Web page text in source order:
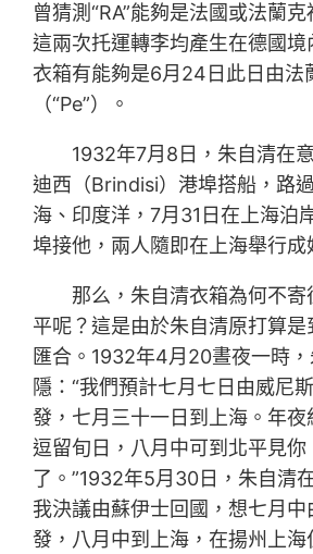
曾猜測“RA”能夠是法國或法蘭
這兩次托運轉李均產生在德國
衣箱有能夠是6月24日此日由法
（“Pe”）。
1932年7月8日，朱自清在
迪西（Brindisi）港埠搭船，路
海、印度洋，7月31日在上海泊
埠接他，兩人隨即在上海舉行成
那么，朱自清衣箱為何不
平呢？這是由於朱自清原打算
匯合。1932年4月20晝夜一時
隱：“我們預計七月七日由威尼
發，七月三十一日到上海。年夜
逗留旬日，八月中可到北平見
了。”1932年5月30日，朱自清
我決議由蘇伊士回國，想七月中
發，八月中到上海，在揚州上海